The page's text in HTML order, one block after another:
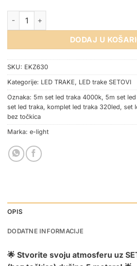
SET LED TRAKA COB 320SMD/m
DODAJ U
SKU: EKZ630
Kategorije: LED TRAKE, LED trake SETOVI
Oznaka: 5m set led traka 4000k, 5m set
set led traka, komplet led traka 320led, set
bez točkica
Marka: e-light
OPIS
DODATNE INFORMACIJE
🌟 Stvorite svoju atmosferu uz